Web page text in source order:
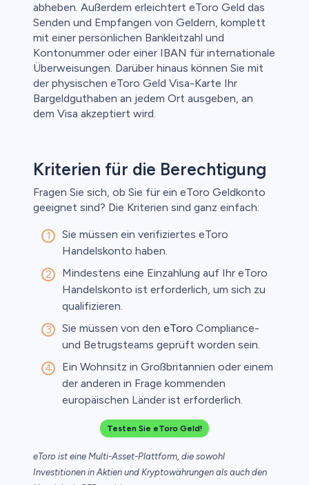
abheben. Außerdem erleichtert eToro Geld das
Senden und Empfangen von Geldern, komplett
mit einer persönlichen Bankleitzahl und
Kontonummer oder einer IBAN für internationale
Überweisungen. Darüber hinaus können Sie mit
der physischen eToro Geld Visa-Karte Ihr
Bargeldguthaben an jedem Ort ausgeben, an
dem Visa akzeptiert wird.
Kriterien für die Berechtigung
Fragen Sie sich, ob Sie für ein eToro Geldkonto
geeignet sind? Die Kriterien sind ganz einfach:
Sie müssen ein verifiziertes eToro
Handelskonto haben.
Mindestens eine Einzahlung auf Ihr eToro
Handelskonto ist erforderlich, um sich zu
qualifizieren.
Sie müssen von den eToro Compliance-
und Betrugsteams geprüft worden sein.
Ein Wohnsitz in Großbritannien oder einem
der anderen in Frage kommenden
europäischen Länder ist erforderlich.
Testen Sie eToro Geld!
eToro ist eine Multi-Asset-Plattform, die sowohl
Investitionen in Aktien und Kryptowährungen als auch den